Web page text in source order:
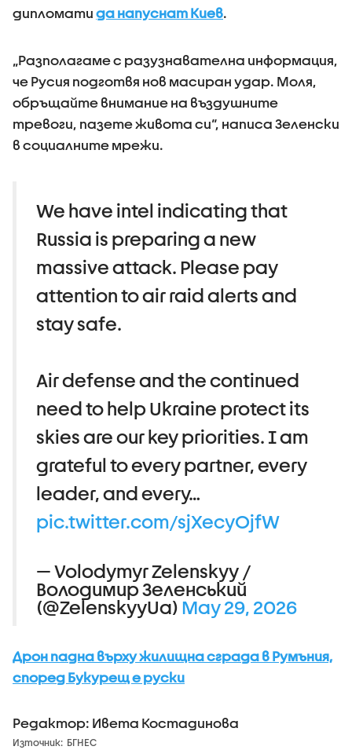
дипломати да напуснат Киев.
„Разполагаме с разузнавателна информация,
че Русия подготвя нов масиран удар. Моля,
обръщайте внимание на въздушните
тревоги, пазете живота си“, написа Зеленски
в социалните мрежи.
We have intel indicating that
Russia is preparing a new
massive attack. Please pay
attention to air raid alerts and
stay safe.
Air defense and the continued
need to help Ukraine protect its
skies are our key priorities. I am
grateful to every partner, every
leader, and every…
pic.twitter.com/sjXecyOjfW
— Volodymyr Zelenskyy /
Володимир Зеленський
(@ZelenskyyUa) May 29, 2026
Дрон падна върху жилищна сграда в Румъния,
според Букурещ е руски
Редактор: Ивета Костадинова
Източник: БГНЕС